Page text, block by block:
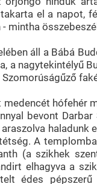
el a napot,
áll a Bábá
a nagytekintélyű
medencét hófehér
bevont
haladunk
A
(a szikhek
elhagyva a
édes